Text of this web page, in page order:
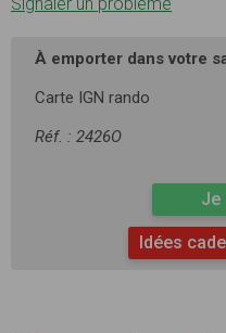
À emporter dans votre
Carte IGN rando
Réf. : 2426O
Je
Idées